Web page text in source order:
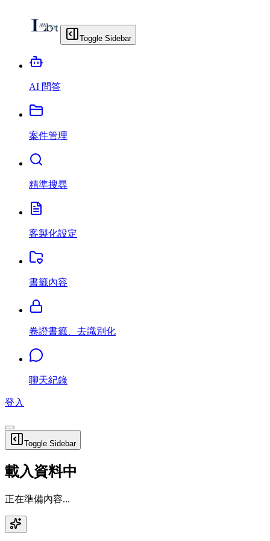
Toggle Sidebar
AI 問答
案件管理
精準搜尋
客製化設定
書籤內容
卷證書籤、去識別化
聊天紀錄
登入
Toggle Sidebar
載入資料中
正在準備內容...